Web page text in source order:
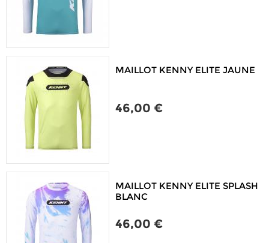
MAILLOT KENNY ELITE JAUNE
46,00 €
MAILLOT KENNY ELITE SPLASH
BLANC
46,00 €